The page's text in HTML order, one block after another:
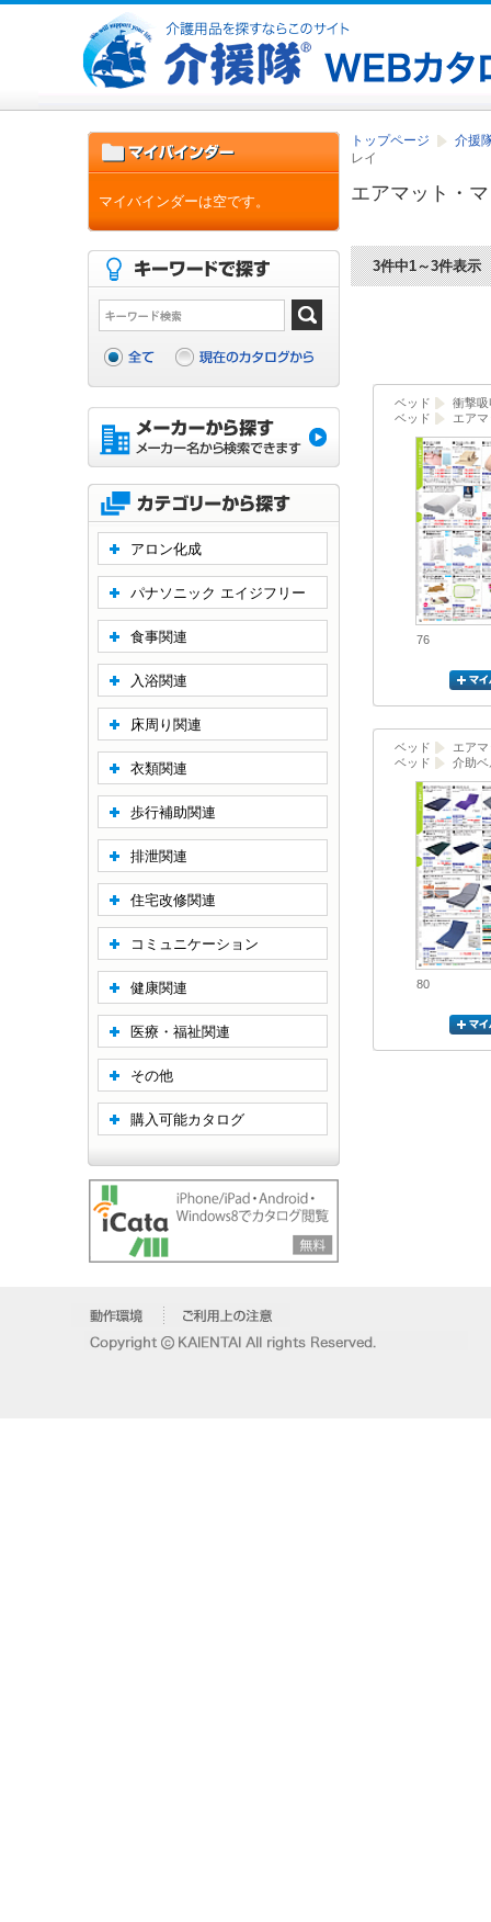
トップページ
介援
レイ
エアマット・
3件中1～3件表示
ベッド
衝撃
ベッド
エア
76
ベッド
エア
ベッド
介助
80
マイバインダーは空です。
アロン化成
パナソニック エイジフリー
食事関連
入浴関連
床周り関連
衣類関連
歩行補助関連
排泄関連
住宅改修関連
コミュニケーション
健康関連
医療・福祉関連
その他
購入可能カタログ